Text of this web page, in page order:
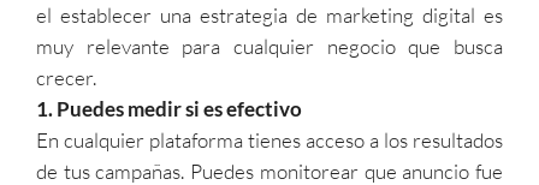
el establecer una estrategia de marketing digital es
muy relevante para cualquier negocio que busca
crecer.
1. Puedes medir si es efectivo
En cualquier plataforma tienes acceso a los resultados
de tus campañas. Puedes monitorear que anuncio fue